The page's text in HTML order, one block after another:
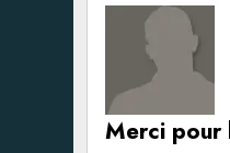
Merci pour